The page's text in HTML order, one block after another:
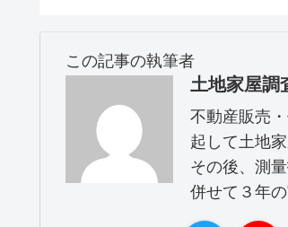
この記事の執筆者
土地家屋調
不動産販売
起して土地
その後、測
併せて３年